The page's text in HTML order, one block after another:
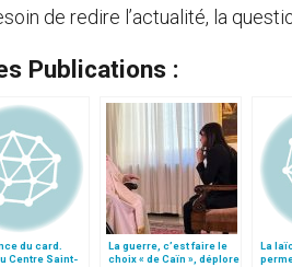
de redire l’actualité, la
Publications :
du card.
Centre Saint-
La guerre, c’est faire le
choix « de Caïn », déplore
La